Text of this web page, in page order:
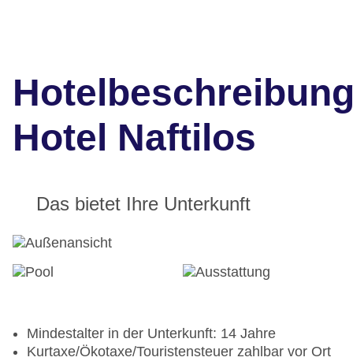
Hotel Naftilos
Das bietet Ihre Unterkunft
Mindestalter in der Unterkunft: 14 Jahre
Kurtaxe/Ökotaxe/Touristensteuer zahlbar vor Ort